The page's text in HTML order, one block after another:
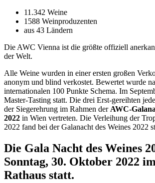
11.342 Weine
1588 Weinproduzenten
aus 43 Ländern
Die AWC Vienna ist die größte offiziell
der Welt.
Alle Weine wurden in einer ersten großen
anonym und blind verkostet. Bewertet wurde
internationalen 100 Punkte Schema. Im
Master-Tasting statt. Die drei Erst-gereihten
der Siegerehrung im Rahmen der AWC-
2022 in Wien vertreten. Die Verleihung der
2022 fand bei der Galanacht des Weines 2022
Die Gala Nacht des Weines
Sonntag, 30. Oktober 2022
Rathaus statt.